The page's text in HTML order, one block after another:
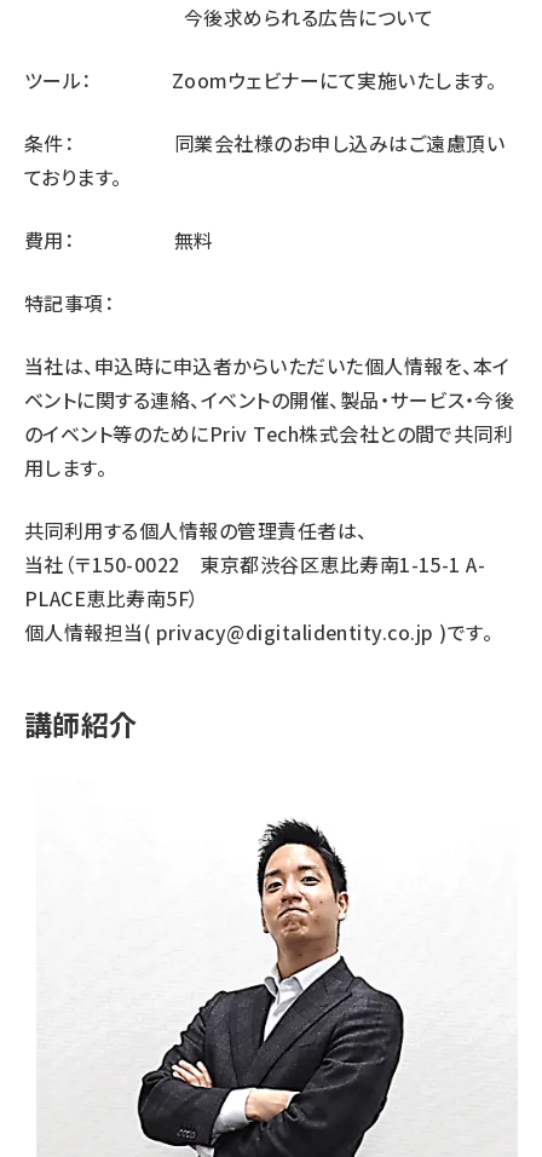
今後求められる広告について
ツール： Zoomウェビナーにて実施いたします。
条件： 同業会社様のお申し込みはご遠慮頂い
ております。
費用： 無料
特記事項：
当社は、申込時に申込者からいただいた個人情報を、本イ
ベントに関する連絡、イベントの開催、製品・サービス・今後
のイベント等のためにPriv Tech株式会社との間で共同利
用します。
共同利用する個人情報の管理責任者は、
当社（〒150-0022 東京都渋谷区恵比寿南1-15-1 A-
PLACE恵比寿南5F）
個人情報担当( privacy@digitalidentity.co.jp )です。
講師紹介